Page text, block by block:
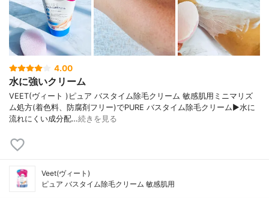
4.00
水に強いクリーム
VEET(ヴィート )ピュア バスタイム除毛クリーム 敏感肌用ミニマリズ
ム処方(着色料、防腐剤フリー)でPURE バスタイム除毛クリーム▶︎水に
流れにくい成分配…続きを見る
Veet(ヴィート)
ピュア バスタイム除毛クリーム 敏感肌用